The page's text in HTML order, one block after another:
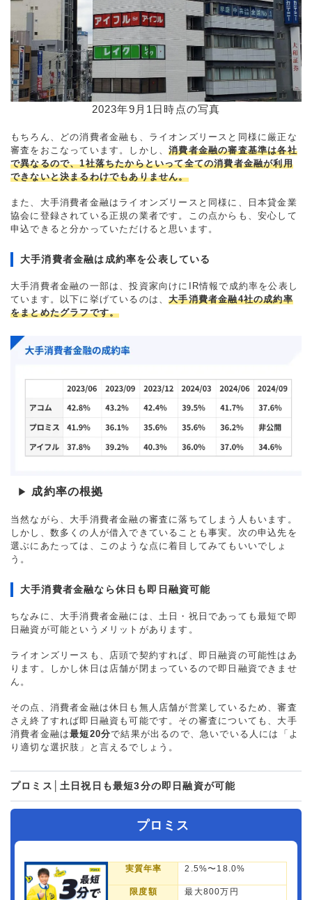
2023年9月1日時点の写真
もちろん、どの消費者金融も、ライオンズリースと同様に厳正な
審査をおこなっています。しかし、消費者金融の審査基準は各社
で異なるので、1社落ちたからといって全ての消費者金融が利用
できないと決まるわけでもありません。
また、大手消費者金融はライオンズリースと同様に、日本貸金業
協会に登録されている正規の業者です。この点からも、安心して
申込できると分かっていただけると思います。
大手消費者金融は成約率を公表している
大手消費者金融の一部は、投資家向けにIR情報で成約率を公表し
ています。以下に挙げているのは、大手消費者金融4社の成約率
をまとめたグラフです。
▶ 成約率の根拠
当然ながら、大手消費者金融の審査に落ちてしまう人もいます。
しかし、数多くの人が借入できていることも事実。次の申込先を
選ぶにあたっては、このような点に着目してみてもいいでしょ
う。
大手消費者金融なら休日も即日融資可能
ちなみに、大手消費者金融には、土日・祝日であっても最短で即
日融資が可能というメリットがあります。
ライオンズリースも、店頭で契約すれば、即日融資の可能性はあ
ります。しかし休日は店舗が閉まっているので即日融資できませ
ん。
その点、消費者金融は休日も無人店舗が営業しているため、審査
さえ終了すれば即日融資も可能です。その審査についても、大手
消費者金融は最短20分で結果が出るので、急いでいる人には「よ
り適切な選択肢」と言えるでしょう。
プロミス│土日祝日も最短3分の即日融資が可能
プロミス
実質年率 2.5%〜18.0%
限度額 最大800万円